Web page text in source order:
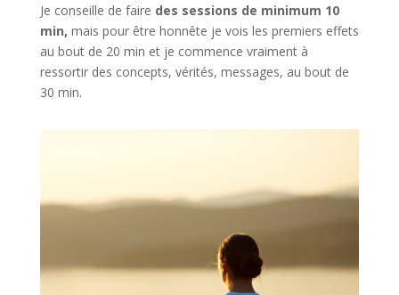
Je conseille de faire des sessions de minimum 10
min, mais pour être honnête je vois les premiers effets
au bout de 20 min et je commence vraiment à
ressortir des concepts, vérités, messages, au bout de
30 min.